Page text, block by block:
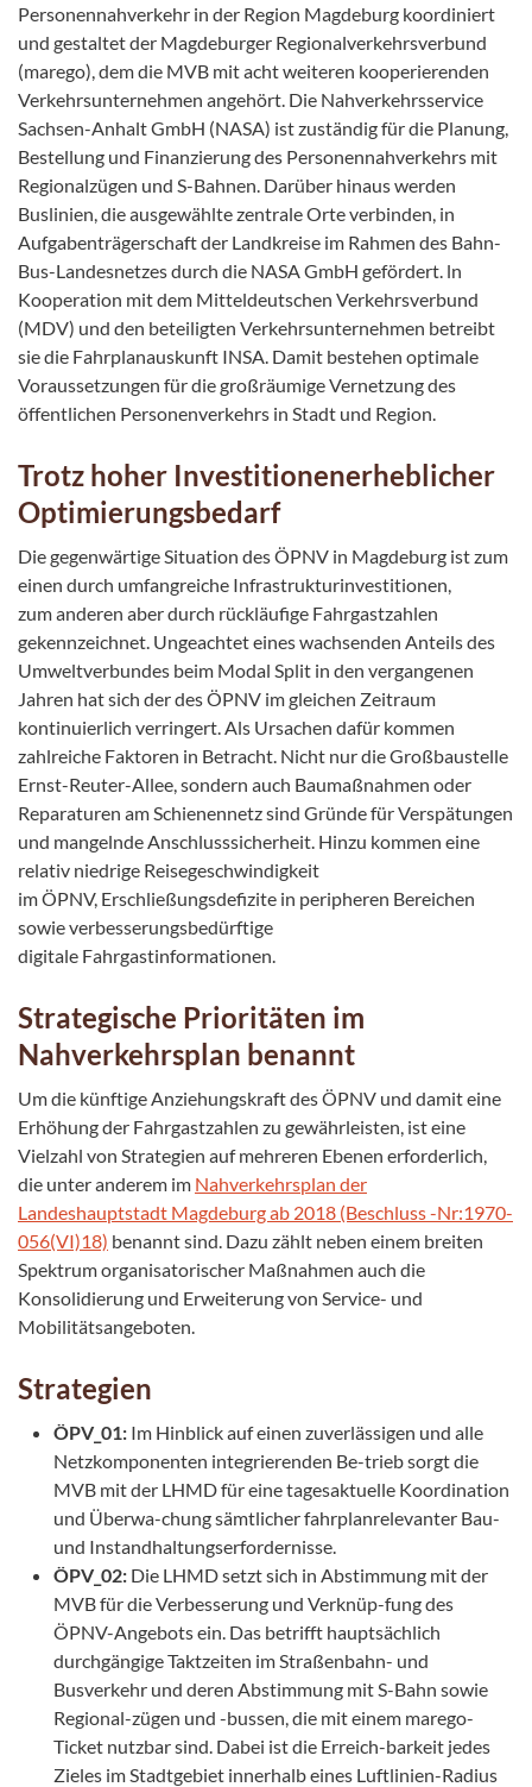
Personennahverkehr in der Region Magdeburg koordiniert
und gestaltet der Magdeburger Regionalverkehrsverbund
(marego), dem die MVB mit acht weiteren kooperierenden
Verkehrsunternehmen angehört. Die Nahverkehrsservice
Sachsen-Anhalt GmbH (NASA) ist zuständig für die Planung,
Bestellung und Finanzierung des Personennahverkehrs mit
Regionalzügen und S-Bahnen. Darüber hinaus werden
Buslinien, die ausgewählte zentrale Orte verbinden, in
Aufgabenträgerschaft der Landkreise im Rahmen des Bahn-
Bus-Landesnetzes durch die NASA GmbH gefördert. ln
Kooperation mit dem Mitteldeutschen Verkehrsverbund
(MDV) und den beteiligten Verkehrsunternehmen betreibt
sie die Fahrplanauskunft INSA. Damit bestehen optimale
Voraussetzungen für die großräumige Vernetzung des
öffentlichen Personenverkehrs in Stadt und Region.
Trotz hoher Investitionenerheblicher
Optimierungsbedarf
Die gegenwärtige Situation des ÖPNV in Magdeburg ist zum
einen durch umfangreiche Infrastrukturinvestitionen,
zum anderen aber durch rückläufige Fahrgastzahlen
gekennzeichnet. Ungeachtet eines wachsenden Anteils des
Umweltverbundes beim Modal Split in den vergangenen
Jahren hat sich der des ÖPNV im gleichen Zeitraum
kontinuierlich verringert. Als Ursachen dafür kommen
zahlreiche Faktoren in Betracht. Nicht nur die Großbaustelle
Ernst-Reuter-Allee, sondern auch Baumaßnahmen oder
Reparaturen am Schienennetz sind Gründe für Verspätungen
und mangelnde Anschlusssicherheit. Hinzu kommen eine
relativ niedrige Reisegeschwindigkeit
im ÖPNV, Erschließungsdefizite in peripheren Bereichen
sowie verbesserungsbedürftige
digitale Fahrgastinformationen.
Strategische Prioritäten im
Nahverkehrsplan benannt
Um die künftige Anziehungskraft des ÖPNV und damit eine
Erhöhung der Fahrgastzahlen zu gewährleisten, ist eine
Vielzahl von Strategien auf mehreren Ebenen erforderlich,
die unter anderem im Nahverkehrsplan der
Landeshauptstadt Magdeburg ab 2018 (Beschluss -Nr:1970-
056(VI)18) benannt sind. Dazu zählt neben einem breiten
Spektrum organisatorischer Maßnahmen auch die
Konsolidierung und Erweiterung von Service- und
Mobilitätsangeboten.
Strategien
ÖPV_01: Im Hinblick auf einen zuverlässigen und alle
Netzkomponenten integrierenden Be-trieb sorgt die
MVB mit der LHMD für eine tagesaktuelle Koordination
und Überwa-chung sämtlicher fahrplanrelevanter Bau-
und Instandhaltungserfordernisse.
ÖPV_02: Die LHMD setzt sich in Abstimmung mit der
MVB für die Verbesserung und Verknüp-fung des
ÖPNV-Angebots ein. Das betrifft hauptsächlich
durchgängige Taktzeiten im Straßenbahn- und
Busverkehr und deren Abstimmung mit S-Bahn sowie
Regional-zügen und -bussen, die mit einem marego-
Ticket nutzbar sind. Dabei ist die Erreich-barkeit jedes
Zieles im Stadtgebiet innerhalb eines Luftlinien-Radius